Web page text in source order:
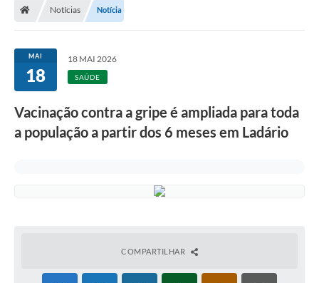
LICITAÇÕES E CONTRATOS
Secretarias
Leis e Decretos
Cultura
Nossa Cidade
Galeria de Fotos
Notícias Notícia
MAI
18
18 MAI 2026
SAÚDE
Vacinação contra a gripe é ampliada para toda
a população a partir dos 6 meses em Ladário
COMPARTILHAR